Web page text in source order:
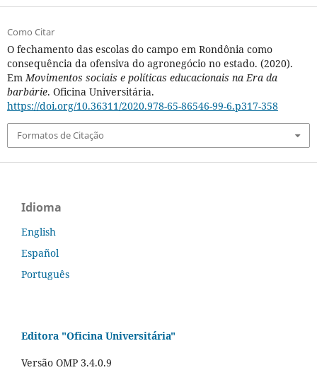
Como Citar
O fechamento das escolas do campo em Rondônia como
consequência da ofensiva do agronegócio no estado. (2020).
EmMovimentos sociais e políticas educacionais na Era da
barbárie. Oficina Universitária.
https://doi.org/10.36311/2020.978-65-86546-99-6.p317-358
Formatos de Citação
Idioma
English
Español
Português
Editora "Oficina Universitária"
Versão OMP 3.4.0.9